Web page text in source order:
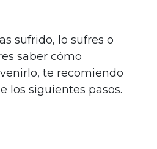
sufrido, lo sufres o
saber cómo
te recomiendo
los siguientes pasos.